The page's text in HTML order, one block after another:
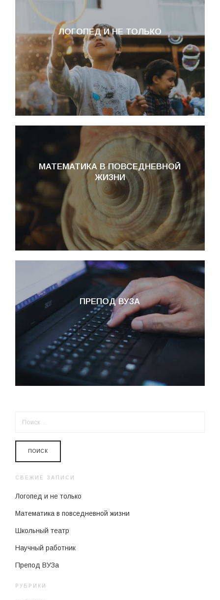
ЛОГОПЕД И НЕ ТОЛЬКО
МАТЕМАТИКА В ПОВСЕДНЕВНОЙ
ЖИЗНИ
ПРЕПОД ВУЗА
СВЕЖИЕ ЗАПИСИ
Логопед и не только
Математика в повседневной жизни
Школьный театр
Научный работник
Препод ВУЗа
РУБРИКИ